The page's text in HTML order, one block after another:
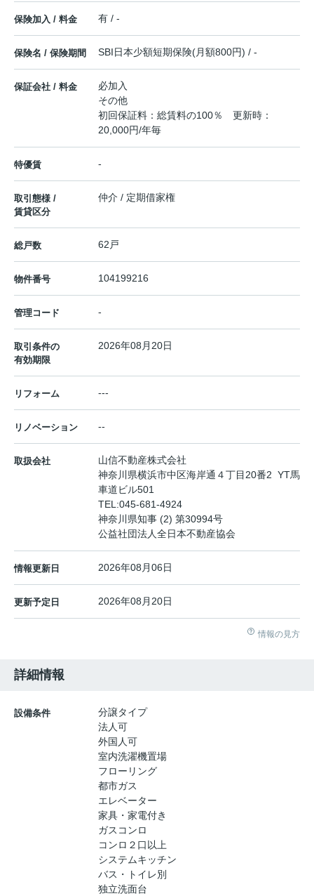
保険加入 / 料金 有 / -
保険名 / 保険期間 SBI日本少額短期保険(月額800円) / -
保証会社 / 料金
必加入
その他
初回保証料：総賃料の100％ 更新時：
20,000円/年毎
特優賃 -
取引態様 /
賃貸区分
仲介 / 定期借家権
総戸数 62戸
物件番号 104199216
管理コード -
取引条件の
有効期限
2026年08月20日
リフォーム ---
リノベーション --
取扱会社
山信不動産株式会社
神奈川県横浜市中区海岸通４丁目20番2 YT馬
車道ビル501
TEL:045-681-4924
神奈川県知事 (2) 第30994号
公益社団法人全日本不動産協会
情報更新日 2026年08月06日
更新予定日 2026年08月20日
情報の見方
詳細情報
設備条件
分譲タイプ
法人可
外国人可
室内洗濯機置場
フローリング
都市ガス
エレベーター
家具・家電付き
ガスコンロ
コンロ２口以上
システムキッチン
バス・トイレ別
独立洗面台